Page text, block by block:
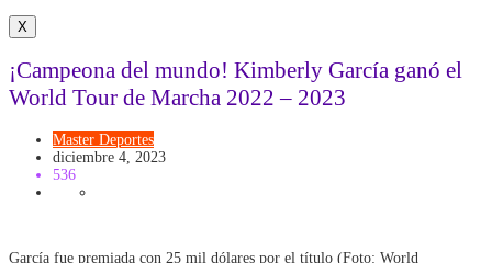
X
¡Campeona del mundo! Kimberly García ganó el
World Tour de Marcha 2022 – 2023
Master Deportes
diciembre 4, 2023
536
García fue premiada con 25 mil dólares por el título (Foto: World